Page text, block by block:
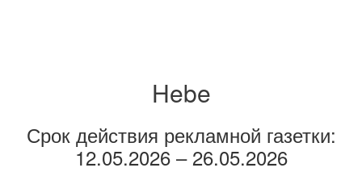
Hebe
Срок действия рекламной газетки:
12.05.2026 – 26.05.2026